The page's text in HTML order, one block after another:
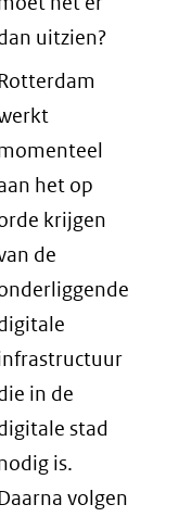
uitzien?
Rotterdam
het op
krijgen
de
in de
stad
is.
Daarna volgen